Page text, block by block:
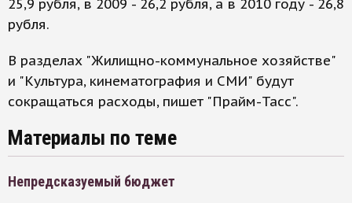
25,9 рубля, в 2009 - 26,2 рубля, а в 2010 году - 26,8
рубля.
В разделах "Жилищно-коммунальное хозяйстве"
и "Культура, кинематография и СМИ" будут
сокращаться расходы, пишет "Прайм-Тасс".
Материалы по теме
Непредсказуемый бюджет